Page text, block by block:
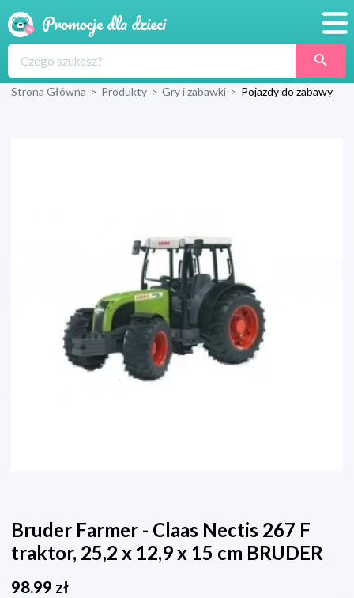
Produkty
Strona Główna > Produkty > Gry i zabawki > Pojazdy do zabawy
Bruder Farmer - Claas Nectis 267 F
traktor, 25,2 x 12,9 x 15 cm BRUDER
98.99 zł